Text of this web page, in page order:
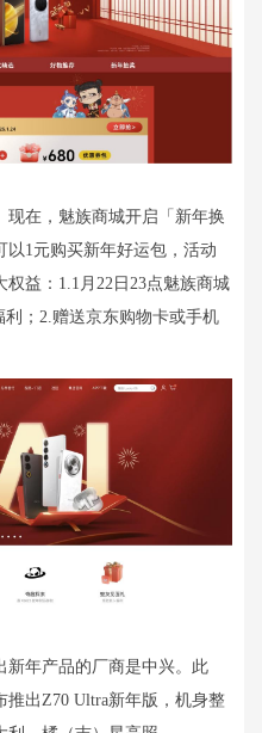
在，魅族商城开启「新年换
以1元购买新年好运包，活动
益：1.1月22日23点魅族商城
利；2.赠送京东购物卡或手机
新年产品的厂商是中兴。此
出Z70 Ultra新年版，机身整